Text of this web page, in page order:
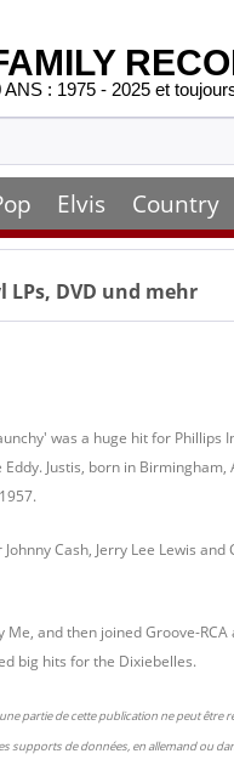
: 1975 - 2025 et
Elvis Country
LPs, DVD und mehr
was a huge hit for
Justis, born in
Cash, Jerry Lee Lewis
and then joined Groove-
big hits for the Dixiebelles.
partie de cette publication ne peut
supports de données, en allemand ou